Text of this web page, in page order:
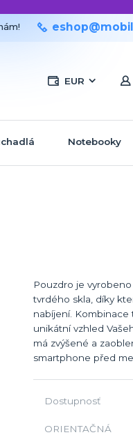
EUR
Notebooky
Pouzdro je
tvrdého skla, díky
nabíjení.
unikátní vzhled
má zvýšené a
smartphone před
Dostupnosť
ORIENTAČNÁ